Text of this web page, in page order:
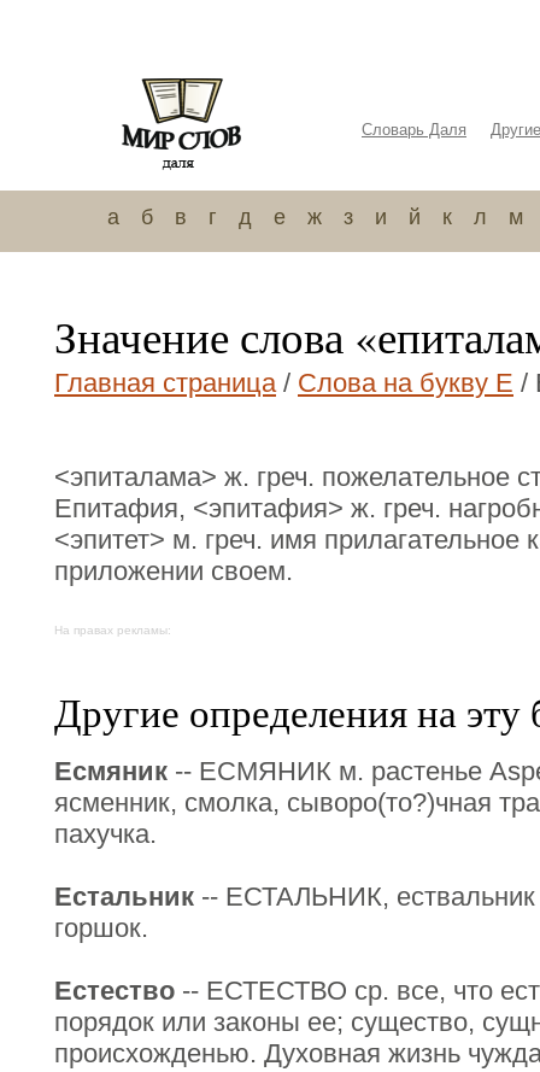
Словарь Даля
а б в г д е ж з и й к л м
Значение слова
Главная страница/ Слова на букву Е /
<эпиталама> ж. греч. пожелательное
Епитафия, <эпитафия> ж. греч.
<эпитет> м. греч. имя прилагательное
приложении своем.
На правах рекламы:
Другие определения на эту
Есмяник -- ЕСМЯНИК м. растенье
ясменник, смолка, сыворо(то?)чная
пахучка.
Естальник -- ЕСТАЛЬНИК,
горшок.
Естество -- ЕСТЕСТВО ср. все, что
порядок или законы ее; существо,
происхожденью. Духовная жизнь